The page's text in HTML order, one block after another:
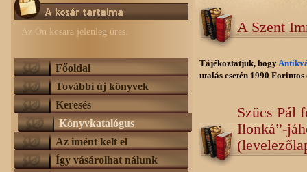
Az Ön kosara jelenleg üres.
Főoldal
További új könyvek
Keresés
Könyvkatalógus
Az imént kelt el
Így vásárolhat nálunk
A Szent
Tájékoztatjuk, hogy
utalás esetén 1990
Szücs Pál
Ilonká”-